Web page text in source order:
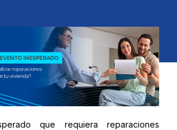
que requiera reparaciones